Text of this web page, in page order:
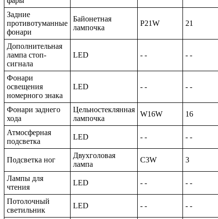
Задние
противотуманные
фонари
Байонетная
лампочка
P21W 21
Дополнительная
лампа стоп-
сигнала
LED - - - -
Фонари
освещения
номерного знака
LED - - - -
Фонари заднего
хода
Цельностеклянная
лампочка
W16W 16
Атмосферная
подсветка
LED - - - -
Подсветка ног
Двухголовая
лампа
C3W 3
Лампы для
чтения
LED - - - -
Потолочный
светильник
LED - - - -